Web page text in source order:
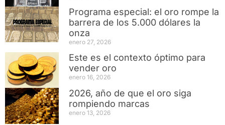
Programa especial: el oro rompe la
barrera de los 5.000 dólares la
onza
enero 27, 2026
Este es el contexto óptimo para
vender oro
enero 16, 2026
2026, año de que el oro siga
rompiendo marcas
enero 13, 2026